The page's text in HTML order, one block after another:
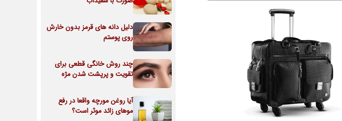
دلیل دانه های قرمز بدون خارش
روی پوستم
چند روش خانگی قطعی برای
تقویت و پرپشت شدن مژه
آیا روغن مورچه واقعا در رفع
موهای زائد موثر است؟